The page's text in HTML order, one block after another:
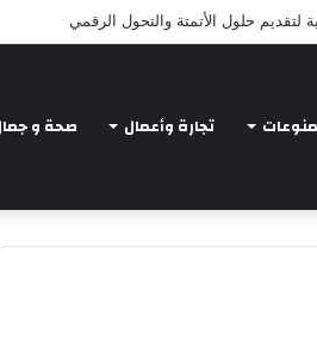
حلول الأتمتة والتحول الرقمي
منوعات تجارة وأعمال صحة و